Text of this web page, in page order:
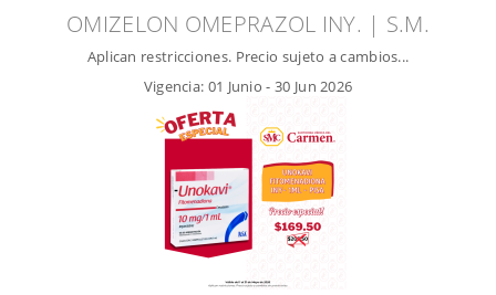
OMIZELON OMEPRAZOL INY. | S.M.
Aplican restricciones. Precio sujeto a cambios...
Vigencia: 01 Junio - 30 Jun 2026